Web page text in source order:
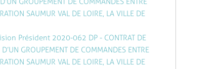
SAUMUR VAL DE LOIRE, LA VILLE DE
Président 2020-062 DP - CONTRAT DE
GROUPEMENT DE COMMANDES ENTRE
SAUMUR VAL DE LOIRE, LA VILLE DE